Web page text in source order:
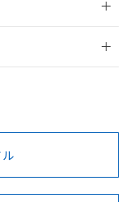
、以下を必ずお読
型式承認
フランス
KR型式
（韓国
替を完了
おりま